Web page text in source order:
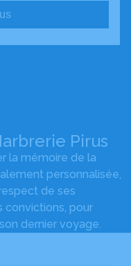
Pirus
la mémoire de la
personnalisée,
de ses
convictions, pour
dernier voyage.